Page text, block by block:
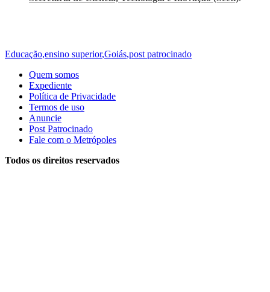
Educação,ensino superior,Goiás,post patrocinado
Quem somos
Expediente
Política de Privacidade
Termos de uso
Anuncie
Post Patrocinado
Fale com o Metrópoles
Todos os direitos reservados